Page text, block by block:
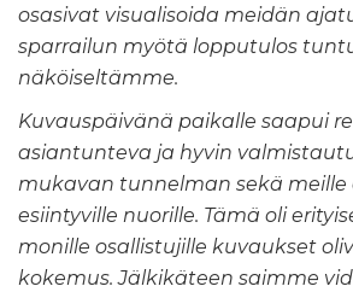
osasivat visualisoida meidän
sparrailun myötä lopputulos
näköiseltämme.
Kuvauspäivänä paikalle saapui
asiantunteva ja hyvin
mukavan tunnelman sekä meille
esiintyville nuorille. Tämä oli
monille osallistujille kuvaukset
kokemus. Jälkikäteen saimme